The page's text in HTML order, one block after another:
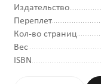
Издательство
Переплет
Кол-во страниц
Вес
ISBN